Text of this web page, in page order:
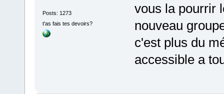
Posts: 1273
t'as fais tes devoirs?
vous la pourrir
nouveau
c'est plus du
accessible a